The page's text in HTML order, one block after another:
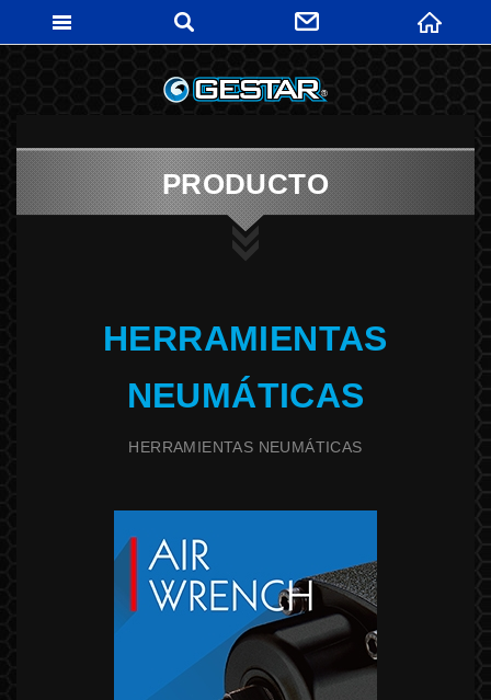
PRODUCTO
HERRAMIENTAS
NEUMÁTICAS
HERRAMIENTAS NEUMÁTICAS